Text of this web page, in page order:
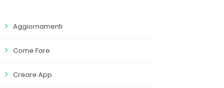
Aggiornamenti
Come Fare
Creare App